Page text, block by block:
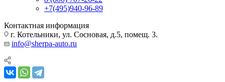
+7(495)940-96-89
Контактная информация
г. Котельники, ул. Сосновая, д.5, помещ. 3.
info@sherpa-auto.ru